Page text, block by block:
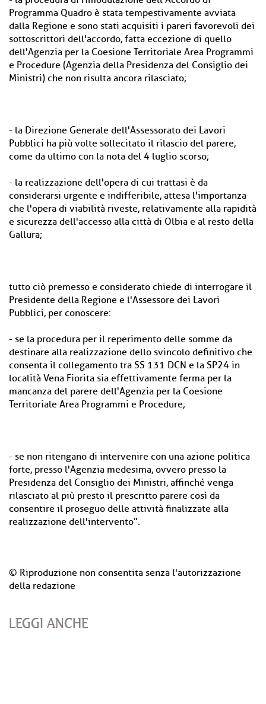
Programma Quadro è stata tempestivamente avviata
dalla Regione e sono stati acquisiti i pareri favorevoli dei
sottoscrittori dell'accordo, fatta eccezione di quello
dell'Agenzia per la Coesione Territoriale Area Programmi
e Procedure (Agenzia della Presidenza del Consiglio dei
Ministri) che non risulta ancora rilasciato;
- la Direzione Generale dell'Assessorato dei Lavori
Pubblici ha più volte sollecitato il rilascio del parere,
come da ultimo con la nota del 4 luglio scorso;
- la realizzazione dell'opera di cui trattasi è da
considerarsi urgente e indifferibile, attesa l'importanza
che l'opera di viabilità riveste, relativamente alla rapidità
e sicurezza dell'accesso alla città di Olbia e al resto della
Gallura;
tutto ciò premesso e considerato chiede di interrogare il
Presidente della Regione e l'Assessore dei Lavori
Pubblici, per conoscere:
- se la procedura per il reperimento delle somme da
destinare alla realizzazione dello svincolo definitivo che
consenta il collegamento tra SS 131 DCN e la SP24 in
località Vena Fiorita sia effettivamente ferma per la
mancanza del parere dell'Agenzia per la Coesione
Territoriale Area Programmi e Procedure;
- se non ritengano di intervenire con una azione politica
forte, presso l'Agenzia medesima, ovvero presso la
Presidenza del Consiglio dei Ministri, affinché venga
rilasciato al più presto il prescritto parere così da
consentire il proseguo delle attività finalizzate alla
realizzazione dell'intervento".
© Riproduzione non consentita senza l'autorizzazione
della redazione
LEGGI ANCHE